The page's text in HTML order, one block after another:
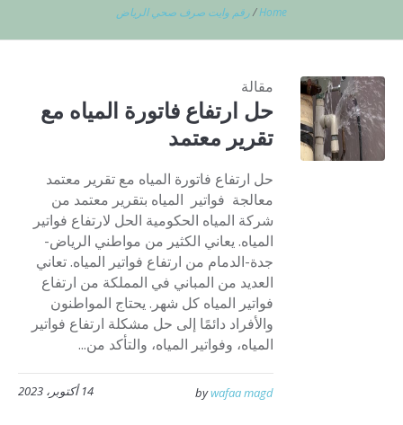
Home
/رقم وايت صرف صحي الرياض
مقالة
حل ارتفاع فاتورة المياه مع
تقرير معتمد
حل ارتفاع فاتورة المياه مع تقرير معتمد
معالجة فواتير المياه بتقرير معتمد من
شركة المياه الحكومية الحل لارتفاع فواتير
المياه. يعاني الكثير من مواطني الرياض-
جدة-الدمام من ارتفاع فواتير المياه. تعاني
العديد من المباني في المملكة من ارتفاع
فواتير المياه كل شهر. يحتاج المواطنون
والأفراد دائمًا إلى حل مشكلة ارتفاع فواتير
المياه، وفواتير المياه، والتأكد من...
14 أكتوبر، 2023 bywafaa magd